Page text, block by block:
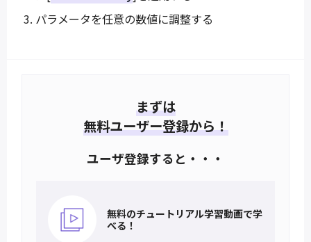
パラメータを任意の数値に調整する
まずは
無料ユーザー登録から！
ユーザ登録すると・・・
無料のチュートリアル学習動画で学
べる！